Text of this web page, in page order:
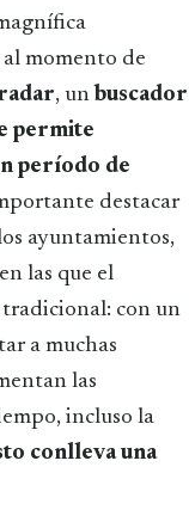
momento de
, un buscador
permite
período de
destacar
ayuntamientos,
las que el
con un
a muchas
las
incluso la
conlleva una